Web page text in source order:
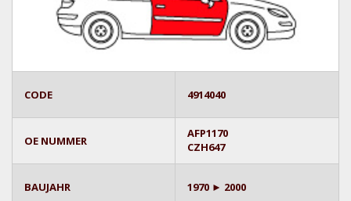
CODE 4914040
OE NUMMER
AFP1170
CZH647
BAUJAHR 1970 ► 2000